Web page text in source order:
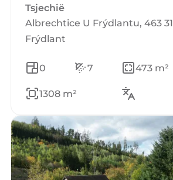
Tsjechië
Albrechtice U Frýdlantu, 463 31
Frýdlant
0 7 473 m²
1308 m²